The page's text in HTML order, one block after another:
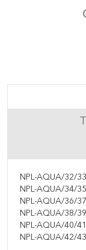
NPL-AQUA/32/
NPL-AQUA/34/
NPL-AQUA/36/
NPL-AQUA/38/
NPL-AQUA/40/
NPL-AQUA/42/